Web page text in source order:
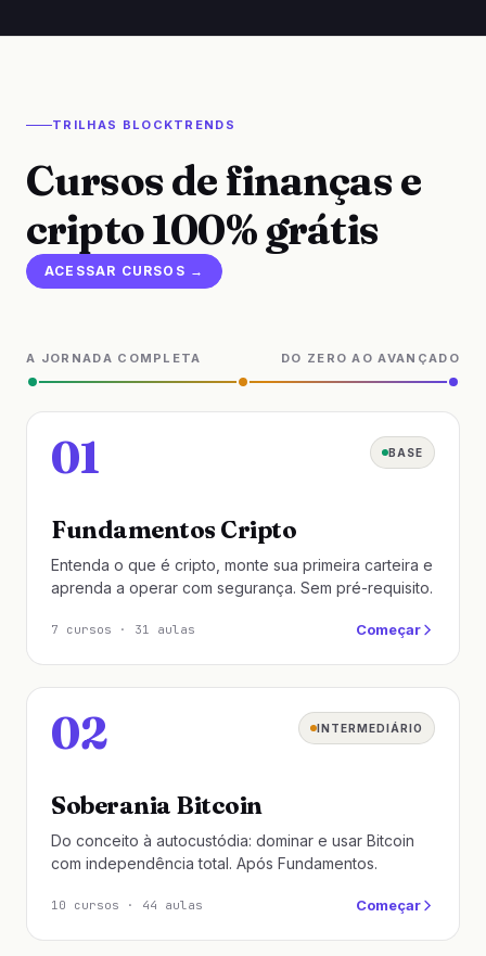
TRILHAS BLOCKTRENDS
Cursos de finanças e
cripto 100% grátis
ACESSAR CURSOS →
A JORNADA COMPLETA DO ZERO AO AVANÇADO
01 BASE
7 cursos · 31 aulas
Fundamentos Cripto
Entenda o que é cripto, monte sua primeira carteira e
aprenda a operar com segurança. Sem pré-requisito.
7 cursos · 31 aulas Começar
02 INTERMEDIÁRIO
10 cursos · 44 aulas
Soberania Bitcoin
Do conceito à autocustódia: dominar e usar Bitcoin
com independência total. Após Fundamentos.
10 cursos · 44 aulas Começar